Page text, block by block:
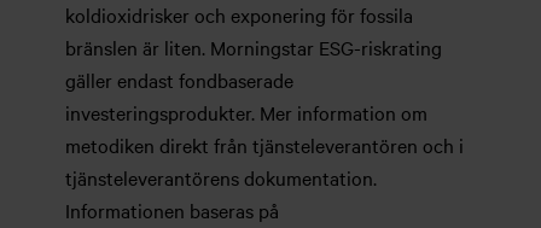
koldioxidrisker och exponering för fossila
bränslen är liten. Morningstar ESG-riskrating
gäller endast fondbaserade
investeringsprodukter. Mer information om
metodiken direkt från tjänsteleverantören och i
tjänsteleverantörens dokumentation.
Informationen baseras på